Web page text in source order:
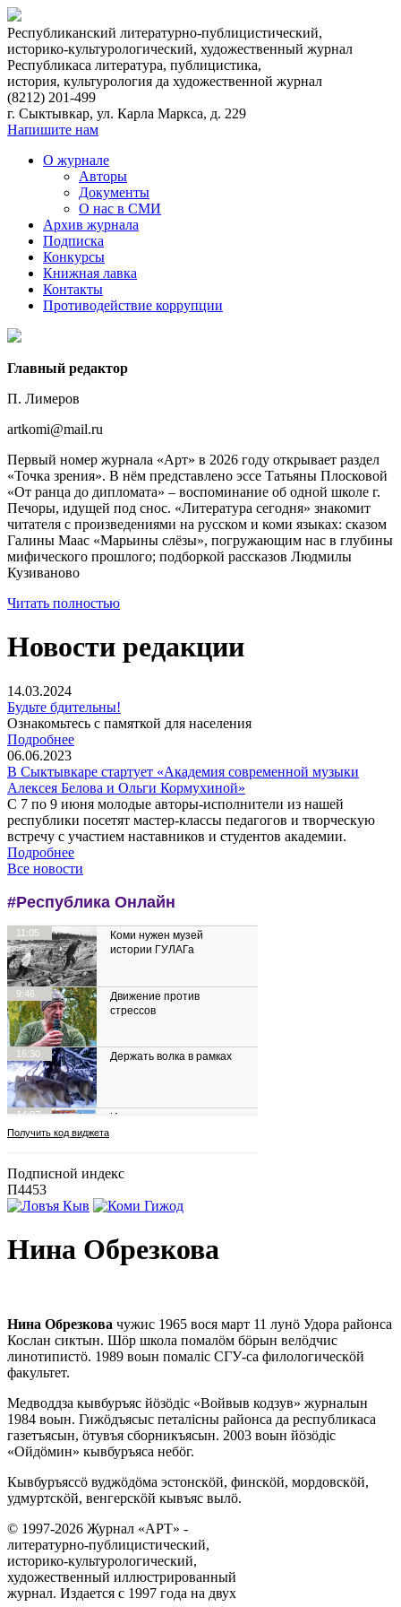
Республиканский литературно-публицистический,
историко-культурологический, художественный журнал
Республикаса литература, публицистика,
история, культурология да художественнoй журнал
(8212) 201-499
г. Сыктывкар, ул. Карла Маркса, д. 229
Напишите нам
О журнале
Авторы
Документы
О нас в СМИ
Архив журнала
Подписка
Конкурсы
Книжная лавка
Контакты
Противодействие коррупции
Главный редактор
П. Лимеров
artkomi@mail.ru
Первый номер журнала «Арт» в 2026 году открывает раздел
«Точка зрения». В нём представлено эссе Татьяны Плосковой
«От ранца до дипломата» – воспоминание об одной школе г.
Печоры, идущей под снос. «Литература сегодня» знакомит
читателя с произведениями на русском и коми языках: сказом
Галины Маас «Марьины слёзы», погружающим нас в глубины
мифического прошлого; подборкой рассказов Людмилы
Кузиваново
Читать полностью
Новости редакции
14.03.2024
Будьте бдительны!
Ознакомьтесь с памяткой для населения
Подробнее
06.06.2023
В Сыктывкаре стартует «Академия современной музыки
Алексея Белова и Ольги Кормухиной»
С 7 по 9 июня молодые авторы-исполнители из нашей
республики посетят мастер-классы педагогов и творческую
встречу с участием наставников и студентов академии.
Подробнее
Все новости
Подписной индекс
П4453
Нина Обрезкова
Нина Обрезкова чужис 1965 вося март 11 лунö Удора районса
Кослан сиктын. Шöр школа помалöм бöрын велöдчис
линотипистö. 1989 воын помалiс СГУ-са филологическöй
факультет.
Медводдза кывбуръяс йöзöдiс «Войвыв кодзув» журналын
1984 воын. Гижöдъясыс петалiсны районса да республикаса
газетъясын, öтувъя сборникъясын. 2003 воын йöзöдiс
«Ойдöмин» кывбуръяса небöг.
Кывбуръяссö вуджöдöма эстонскöй, финскöй, мордовскöй,
удмуртскöй, венгерскöй кывъяс вылö.
© 1997-2026 Журнал «АРТ» -
литературно-публицистический,
историко-культурологический,
художественный иллюстрированный
журнал. Издается с 1997 года на двух